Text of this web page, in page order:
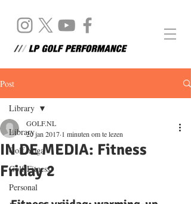
Post
Library
Golf Yoga
Golf Fitness
Personal
Library
IN DE MEDIA: Fitness
Friday 2
GOLF.NL
20 jan 2017 1 minuten om te lezen